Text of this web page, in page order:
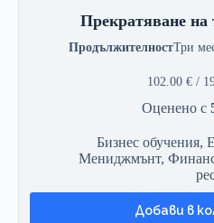
Прекратяване на
ПродължителностТри
102.00 €/
Оценено с
Бизнес обучения,
Мениджмънт,
Добави в